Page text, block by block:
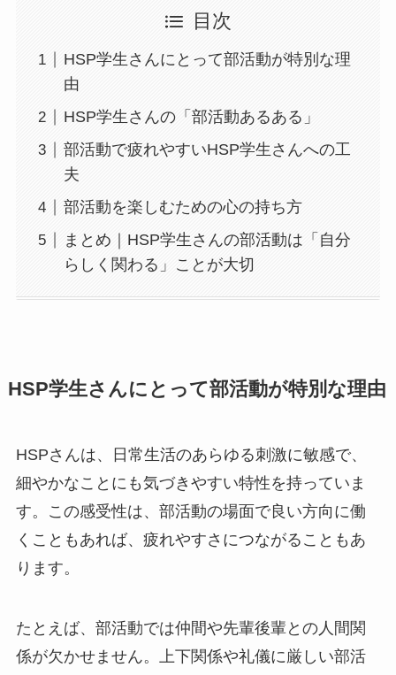
目次
HSP学生さんにとって部活動が特別な理
由
HSP学生さんの「部活動あるある」
部活動で疲れやすいHSP学生さんへの工
夫
部活動を楽しむための心の持ち方
まとめ｜HSP学生さんの部活動は「自分
らしく関わる」ことが大切
HSP学生さんにとって部活動が特別な理由
HSPさんは、日常生活のあらゆる刺激に敏感で、
細やかなことにも気づきやすい特性を持っていま
す。この感受性は、部活動の場面で良い方向に働
くこともあれば、疲れやすさにつながることもあ
ります。
たとえば、部活動では仲間や先輩後輩との人間関
係が欠かせません。上下関係や礼儀に厳しい部活